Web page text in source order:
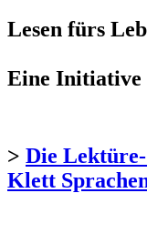
Lesen fürs
Eine Initiative
> Die
Klett